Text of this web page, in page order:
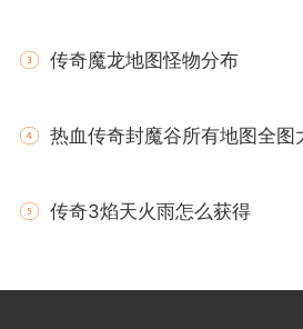
传奇魔龙地图怪物分布
热血传奇封魔谷所有地图全图
传奇3焰天火雨怎么获得